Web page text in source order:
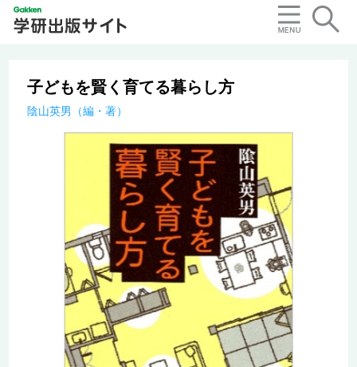
子どもを賢く育てる暮らし方
陰山英男（編・著）